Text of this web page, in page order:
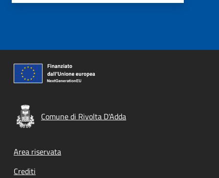
Comune di Rivolta D'Adda
Footer menu
Area riservata
Crediti